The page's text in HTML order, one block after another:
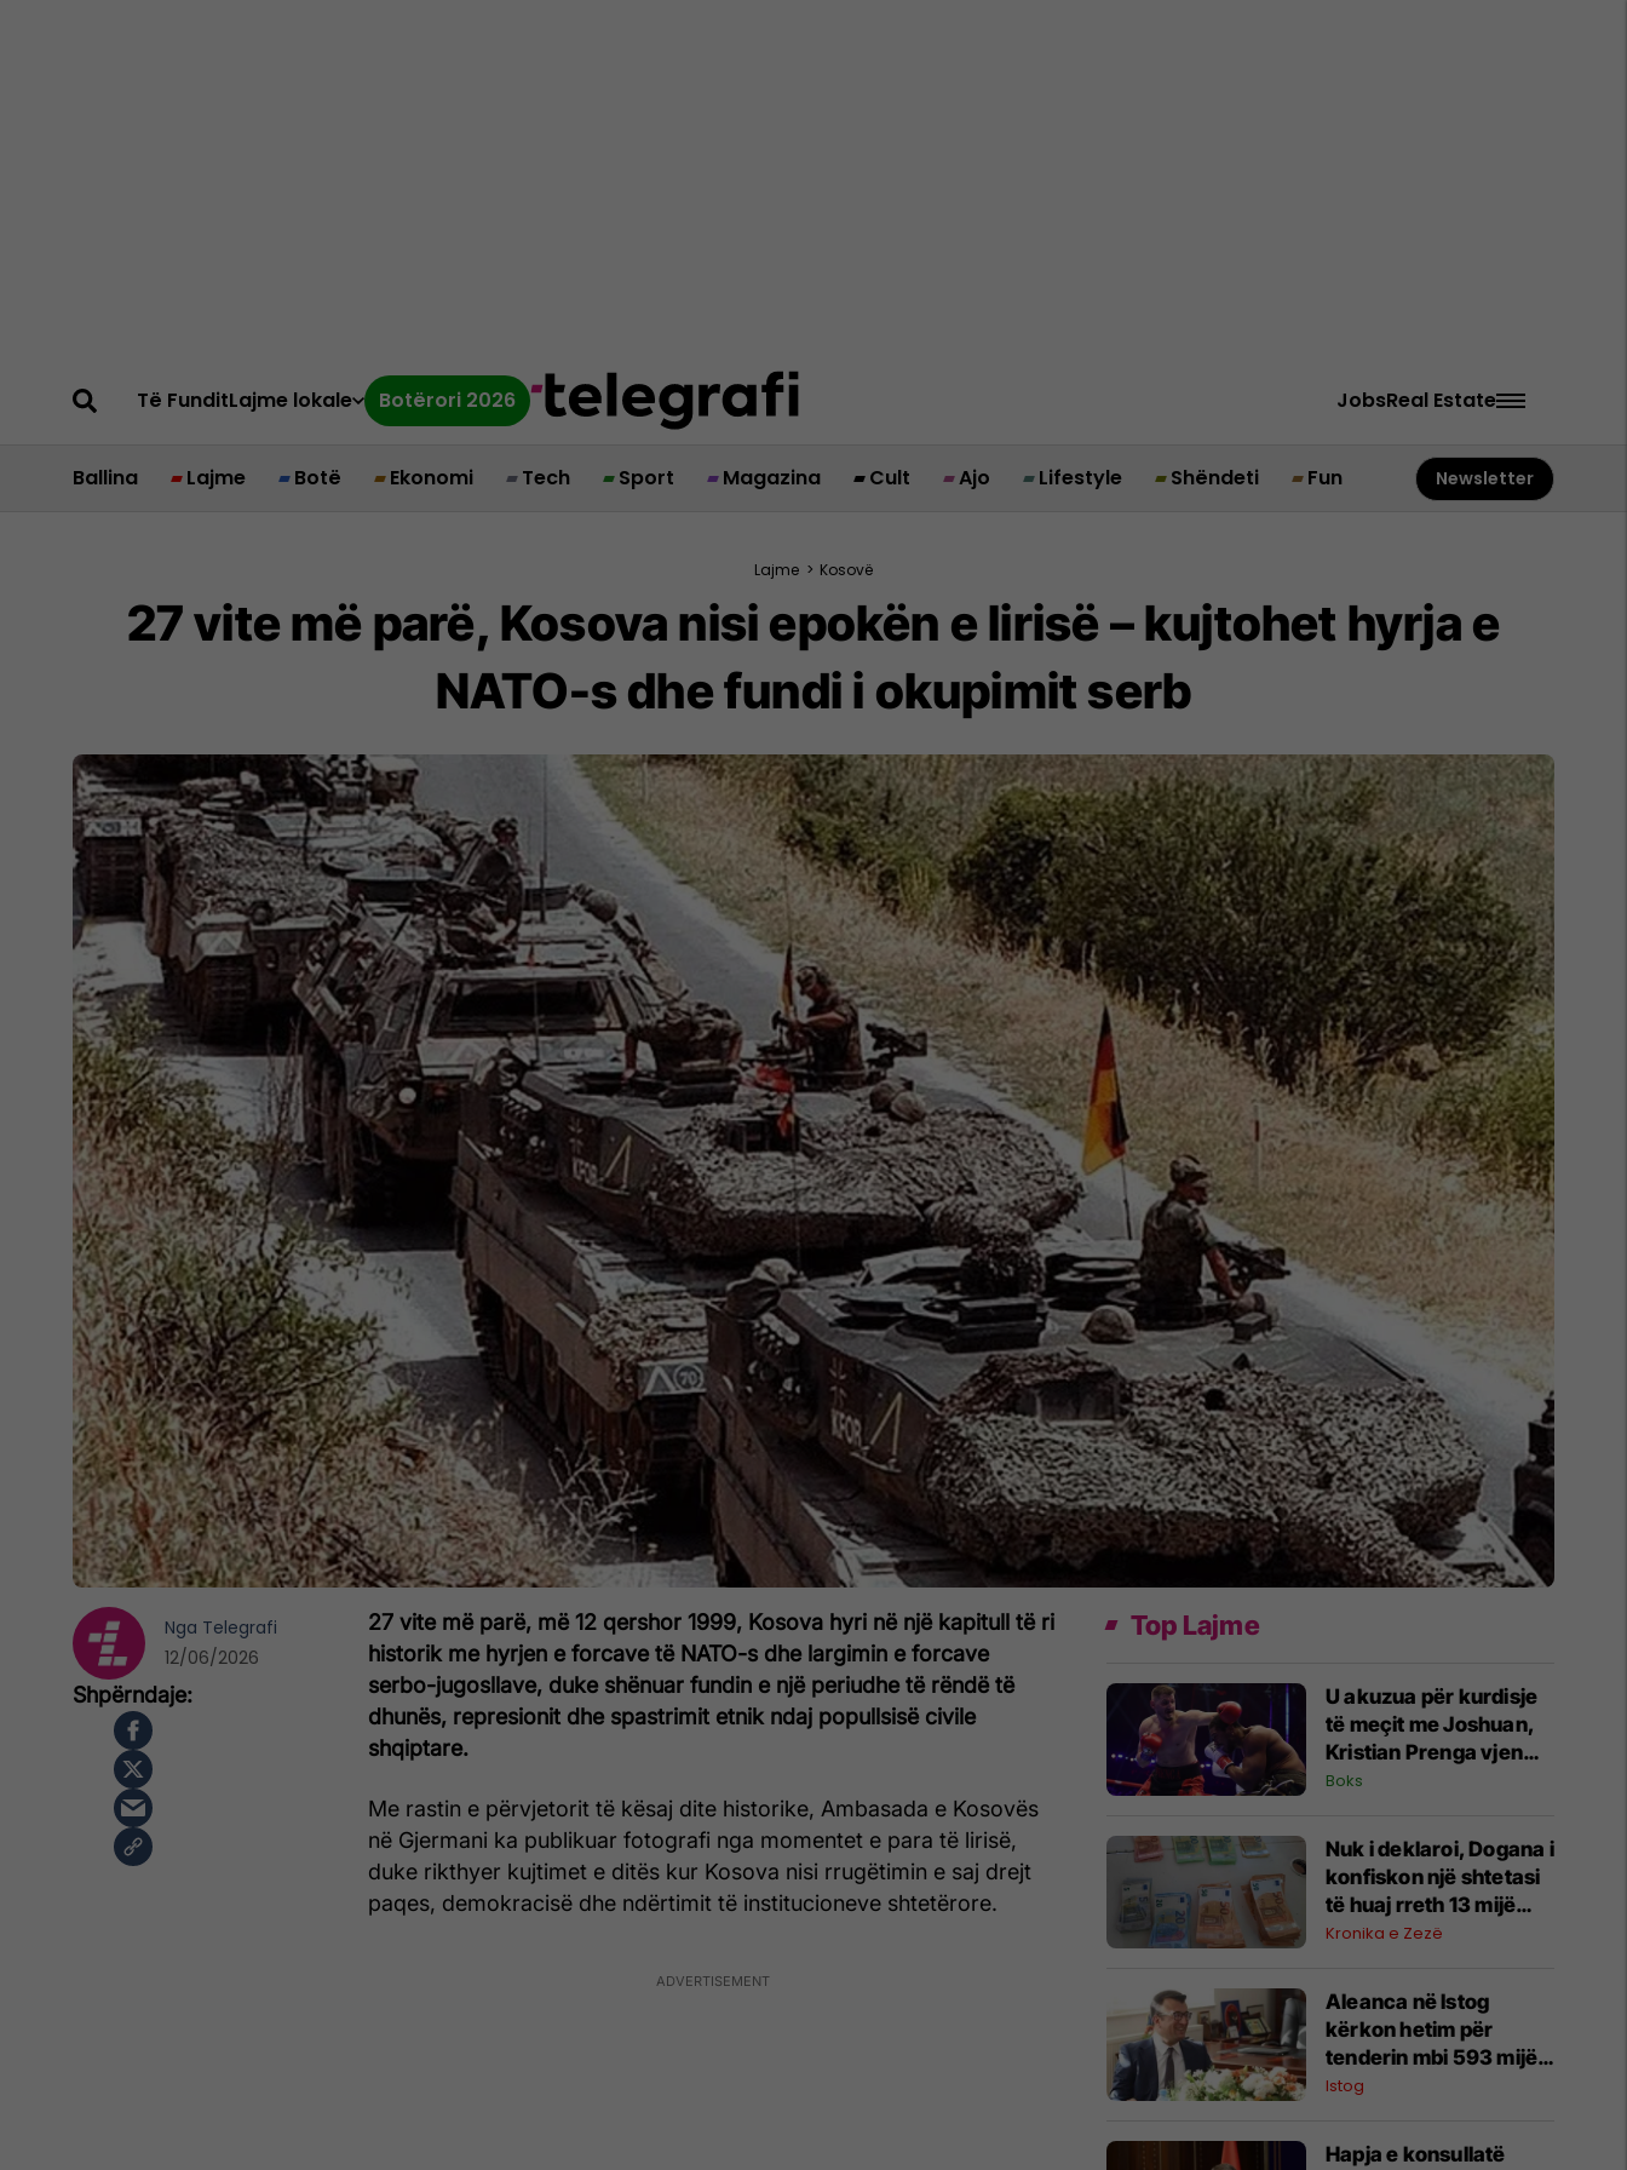
Të FunditLajme lokale Botërori 2026 JobsReal Estate
Ballina Lajme Botë Ekonomi Tech Sport Magazina Cult Ajo Lifestyle Shëndeti Fun Newsletter
Lajme > Kosovë
27 vite më parë, Kosova nisi epokën e lirisë – kujtohet hyrja e
NATO-s dhe fundi i okupimit serb
27 vite më parë, më 12 qershor 1999, Kosova hyri në një kapitull të ri
historik me hyrjen e forcave të NATO-s dhe largimin e forcave
serbo-jugosllave, duke shënuar fundin e një periudhe të rëndë të
dhunës, represionit dhe spastrimit etnik ndaj popullsisë civile
shqiptare.
Me rastin e përvjetorit të kësaj dite historike, Ambasada e Kosovës
në Gjermani ka publikuar fotografi nga momentet e para të lirisë,
duke rikthyer kujtimet e ditës kur Kosova nisi rrugëtimin e saj drejt
paqes, demokracisë dhe ndërtimit të institucioneve shtetërore.
Nga Telegrafi
12/06/2026
Top Lajme
U akuzua për kurdisje
të meçit me Joshuan,
Kristian Prenga vjen
me reagim të ashpër
Boks
Nuk i deklaroi, Dogana i
konfiskon një shtetasi
të huaj rreth 13 mijë
euro në Bërnjak
Kronika e Zezë
Aleanca në Istog
kërkon hetim për
tenderin mbi 593 mijë
euro në Vrellë,
zhdukjen e një
Istog
Hapja e konsullatë